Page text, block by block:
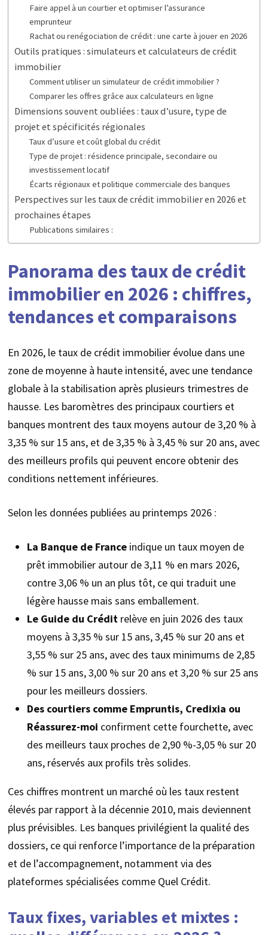
Faire appel à un courtier et optimiser l’assurance
emprunteur
Rachat ou renégociation de crédit : une carte à jouer en 2026
Outils pratiques : simulateurs et calculateurs de crédit
immobilier
Comment utiliser un simulateur de crédit immobilier ?
Comparer les offres grâce aux calculateurs en ligne
Dimensions souvent oubliées : taux d’usure, type de
projet et spécificités régionales
Taux d’usure et coût global du crédit
Type de projet : résidence principale, secondaire ou
investissement locatif
Écarts régionaux et politique commerciale des banques
Perspectives sur les taux de crédit immobilier en 2026 et
prochaines étapes
Publications similaires :
Panorama des taux de crédit
immobilier en 2026 : chiffres,
tendances et comparaisons
En 2026, le taux de crédit immobilier évolue dans une
zone de moyenne à haute intensité, avec une tendance
globale à la stabilisation après plusieurs trimestres de
hausse. Les baromètres des principaux courtiers et
banques montrent des taux moyens autour de 3,20 % à
3,35 % sur 15 ans, et de 3,35 % à 3,45 % sur 20 ans, avec
des meilleurs profils qui peuvent encore obtenir des
conditions nettement inférieures.
Selon les données publiées au printemps 2026 :
La Banque de Franceindique un taux moyen de
prêt immobilier autour de 3,11 % en mars 2026,
contre 3,06 % un an plus tôt, ce qui traduit une
légère hausse mais sans emballement.
Le Guide du Créditrelève en juin 2026 des taux
moyens à 3,35 % sur 15 ans, 3,45 % sur 20 ans et
3,55 % sur 25 ans, avec des taux minimums de 2,85
% sur 15 ans, 3,00 % sur 20 ans et 3,20 % sur 25 ans
pour les meilleurs dossiers.
Des courtiers comme Empruntis, Credixia ou
Réassurez-moi confirment cette fourchette, avec
des meilleurs taux proches de 2,90 %-3,05 % sur 20
ans, réservés aux profils très solides.
Ces chiffres montrent un marché où les taux restent
élevés par rapport à la décennie 2010, mais deviennent
plus prévisibles. Les banques privilégient la qualité des
dossiers, ce qui renforce l’importance de la préparation
et de l’accompagnement, notamment via des
plateformes spécialisées comme Quel Crédit.
Taux fixes, variables et mixtes :